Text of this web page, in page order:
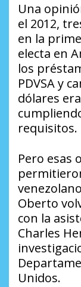
Una
el 2012,
en la
electa en
los
PDVSA y
dólares
requisitos.
Pero esas
Oberto
con la
Charles
Unidos.